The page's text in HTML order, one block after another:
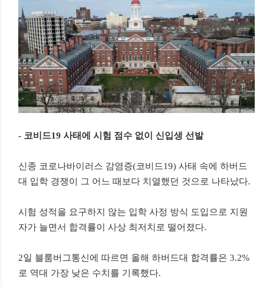
- 코비드19 사태에 시험 점수 없이 신입생 선발
신종 코로나바이러스 감염증(코비드19) 사태 속에 하버드
대 입학 경쟁이 그 어느 때보다 치열했던 것으로 나타났다.
시험 성적을 요구하지 않는 입학 사정 방식 도입으로 지원
자가 늘면서 합격률이 사상 최저치로 떨어졌다.
2일 블룸버그통신에 따르면 올해 하버드대 합격률은 3.2%
로 역대 가장 낮은 수치를 기록했다.